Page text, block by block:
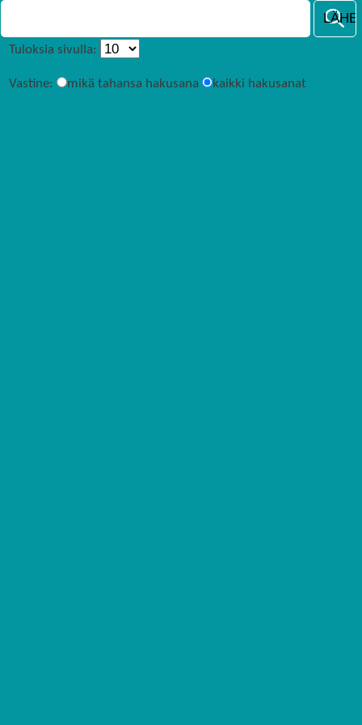
Tuloksia sivulla:
Vastine: mikä tahansa hakusana kaikki hakusanat